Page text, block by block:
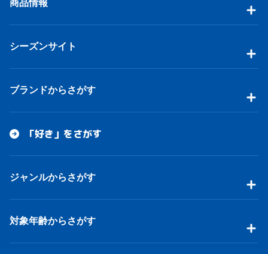
商品情報
シーズンサイト
ブランドからさがす
「好き」をさがす
ジャンルからさがす
対象年齢からさがす